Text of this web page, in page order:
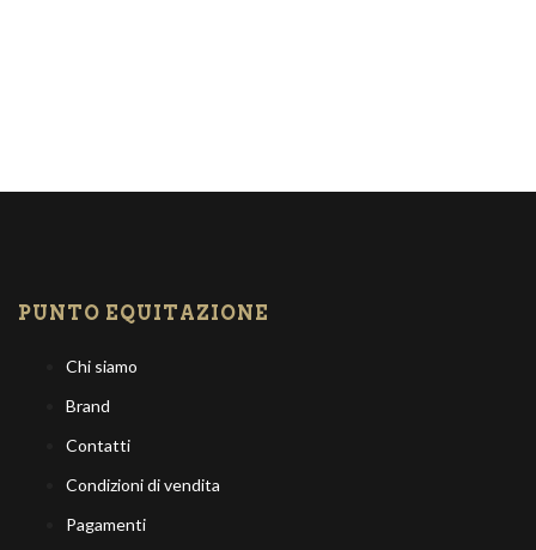
PUNTO EQUITAZIONE
Chi siamo
Brand
Contatti
Condizioni di vendita
Pagamenti